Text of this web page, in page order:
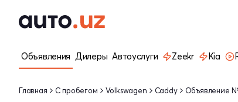
Объявления Дилеры Автоуслуги Zeekr Kia
Главная С пробегом Volkswagen Caddy Объявление